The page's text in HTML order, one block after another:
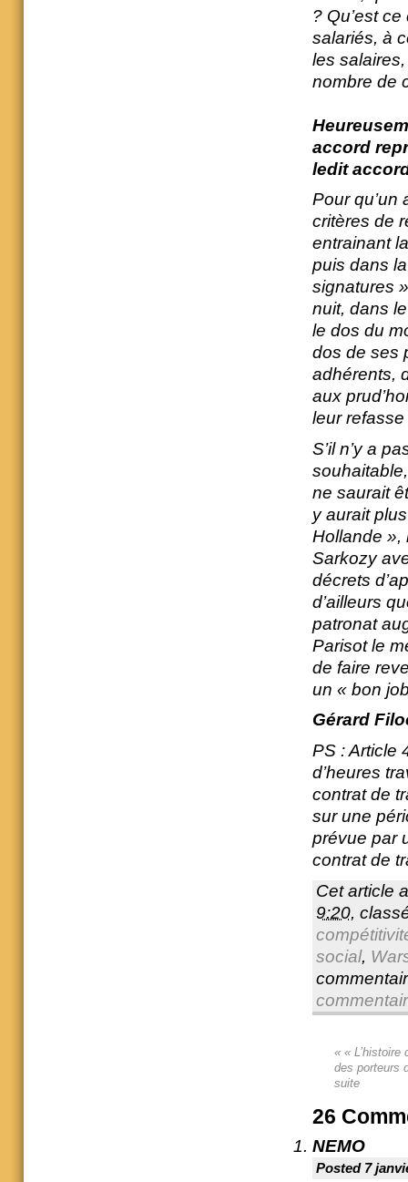
? Qu’est
salariés, à
les
nombre de
accord
ledit
Pour qu’un
critères de
entrainant
puis dans
signatures
nuit, dans
le dos du
dos de ses
adhérents,
aux
leur
S’il n’y a
ne saurait
y aurait
Hollande »,
Sarkozy
décrets
d’ailleurs
patronat
Parisot le
de faire
un « bon
Gérard
PS : Article
d’heures
contrat de
sur une
prévue par
contrat de
Cet article
9:20,
social,
«« L’histoire
des porteurs
suite
26
NEMO
Posted 7